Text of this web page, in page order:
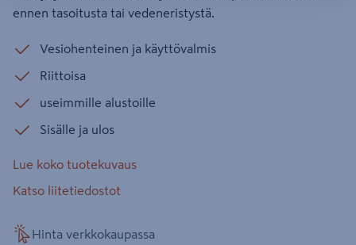
ennen tasoitusta tai vedeneristystä.
Vesiohenteinen ja käyttövalmis
Riittoisa
useimmille alustoille
Sisälle ja ulos
Lue koko tuotekuvaus
Katso liitetiedostot
Hinta verkkokaupassa